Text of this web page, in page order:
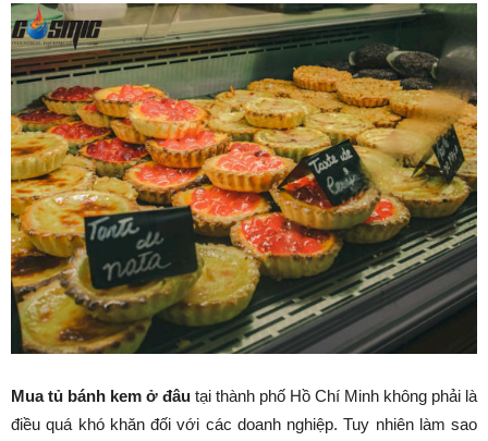
Mua tủ bánh kem ở đâu tại thành phố Hồ Chí Minh không phải là
điều quá khó khăn đối với các doanh nghiệp. Tuy nhiên làm sao